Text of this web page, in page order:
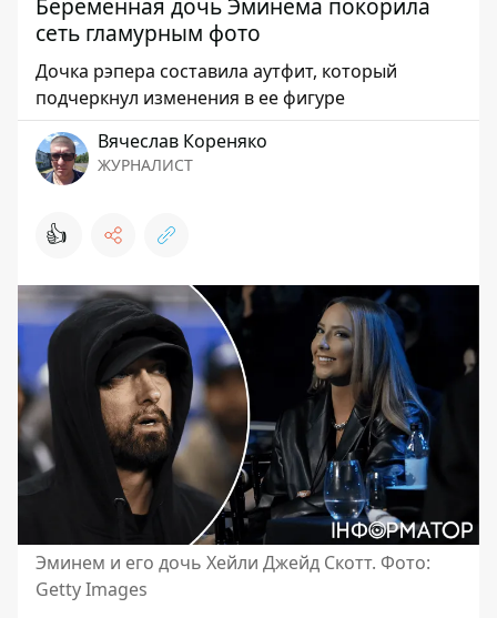
сеть гламурным фото
Дочка рэпера составила аутфит, который
подчеркнул изменения в ее фигуре
Вячеслав Кореняко
ЖУРНАЛИСТ
👍
Эминем и его дочь Хейли Джейд Скотт. Фото:
Getty Images